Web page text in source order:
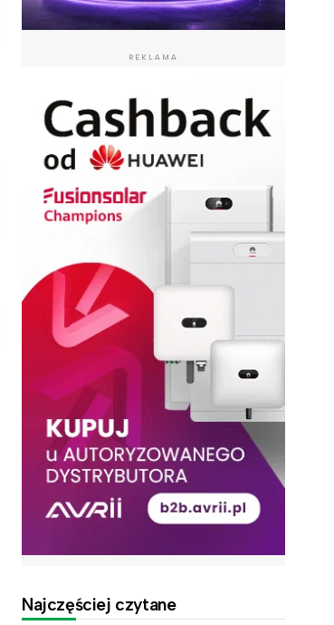
REKLAMA
Najczęściej czytane